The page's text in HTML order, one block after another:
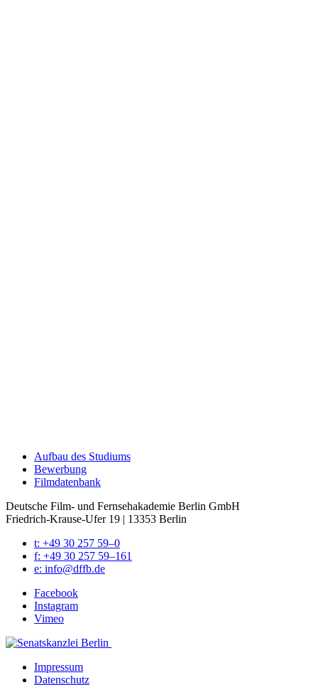
Auf­bau des Stu­di­ums
Bewer­bung
Film­da­ten­bank
Deutsche Film- und Fernseh­akademie Berlin GmbH
Friedrich-Krause-Ufer 19 | 13353 Berlin
t: +49 30 257 59–0
f: +49 30 257 59–161
e: info@​dffb.​de
Face­book
Insta­gram
Vimeo
Impres­sum
Daten­schutz